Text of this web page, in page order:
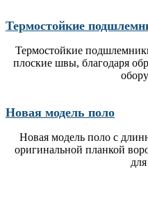
Термостойкие
Термостойкие
плоские швы, благодаря
Новая модель поло
Новая модель поло с
оригинальной планкой
для